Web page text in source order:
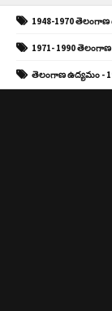
1948-1970
1971- 1990
తెలంగాణ ఉద్యమం -